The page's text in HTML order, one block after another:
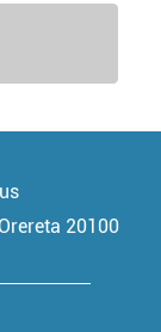
20100